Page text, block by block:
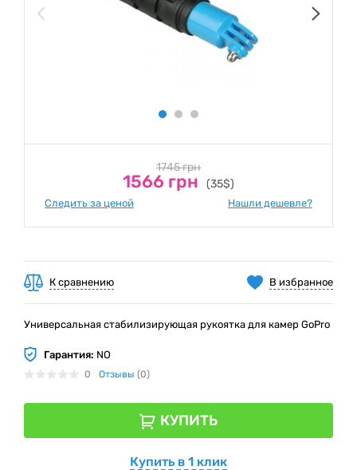
1745 грн
1566 грн (35$)
Следить за ценой Нашли дешевле?
В избранное
К сравнению
Универсальная стабилизирующая рукоятка для камер GoPro
Гарантия: NO
0 Отзывы (0)
КУПИТЬ
Купить в 1 клик